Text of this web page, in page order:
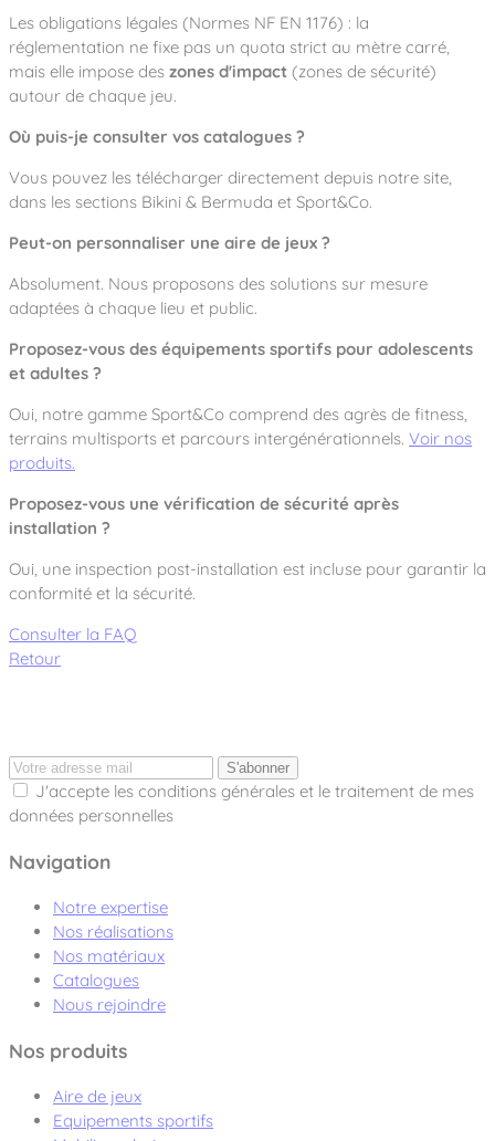
Les obligations légales (Normes NF EN 1176) : la
réglementation ne fixe pas un quota strict au mètre carré,
mais elle impose des zones d'impact (zones de sécurité)
autour de chaque jeu.
Où puis-je consulter vos catalogues ?
Vous pouvez les télécharger directement depuis notre site,
dans les sections Bikini & Bermuda et Sport&Co.
Peut-on personnaliser une aire de jeux ?
Absolument. Nous proposons des solutions sur mesure
adaptées à chaque lieu et public.
Proposez-vous des équipements sportifs pour adolescents
et adultes ?
Oui, notre gamme Sport&Co comprend des agrès de fitness,
terrains multisports et parcours intergénérationnels. Voir nos
produits.
Proposez-vous une vérification de sécurité après
installation ?
Oui, une inspection post-installation est incluse pour garantir la
conformité et la sécurité.
Consulter la FAQ
Retour
S'abonner
J'accepte les conditions générales et le traitement de mes
données personnelles
Navigation
Notre expertise
Nos réalisations
Nos matériaux
Catalogues
Nous rejoindre
Nos produits
Aire de jeux
Equipements sportifs